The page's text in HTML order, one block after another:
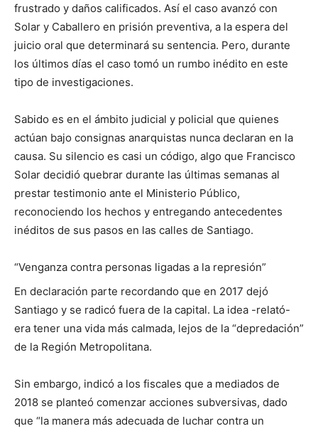
frustrado y daños calificados. Así el caso avanzó con
Solar y Caballero en prisión preventiva, a la espera del
juicio oral que determinará su sentencia. Pero, durante
los últimos días el caso tomó un rumbo inédito en este
tipo de investigaciones.
Sabido es en el ámbito judicial y policial que quienes
actúan bajo consignas anarquistas nunca declaran en la
causa. Su silencio es casi un código, algo que Francisco
Solar decidió quebrar durante las últimas semanas al
prestar testimonio ante el Ministerio Público,
reconociendo los hechos y entregando antecedentes
inéditos de sus pasos en las calles de Santiago.
“Venganza contra personas ligadas a la represión”
En declaración parte recordando que en 2017 dejó
Santiago y se radicó fuera de la capital. La idea -relató-
era tener una vida más calmada, lejos de la “depredación”
de la Región Metropolitana.
Sin embargo, indicó a los fiscales que a mediados de
2018 se planteó comenzar acciones subversivas, dado
que “la manera más adecuada de luchar contra un